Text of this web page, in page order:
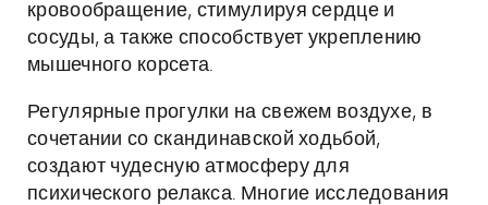
кровообращение, стимулируя сердце и
сосуды, а также способствует укреплению
мышечного корсета.
Регулярные прогулки на свежем воздухе, в
сочетании со скандинавской ходьбой,
создают чудесную атмосферу для
психического релакса. Многие исследования